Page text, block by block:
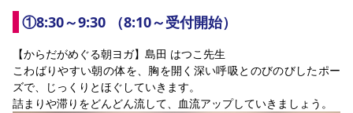
①8:30～9:30 （8:10～受付開始）
【からだがめぐる朝ヨガ】島田 はつこ先生
こわばりやすい朝の体を、胸を開く深い呼吸とのびのびしたポー
ズで、じっくりとほぐしていきます。
詰まりや滞りをどんどん流して、血流アップしていきましょう。